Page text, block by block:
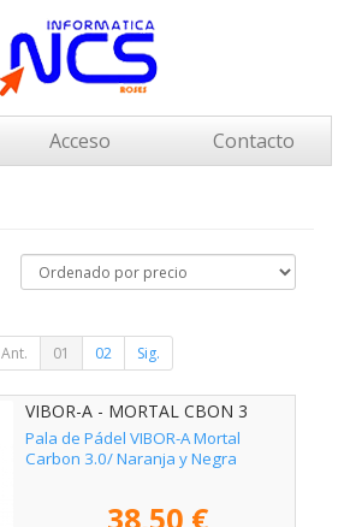
Acceso Contacto
Ant. 01 02 Sig.
VIBOR-A - MORTAL CBON 3
Pala de Pádel VIBOR-A Mortal
Carbon 3.0/ Naranja y Negra
38,50 €